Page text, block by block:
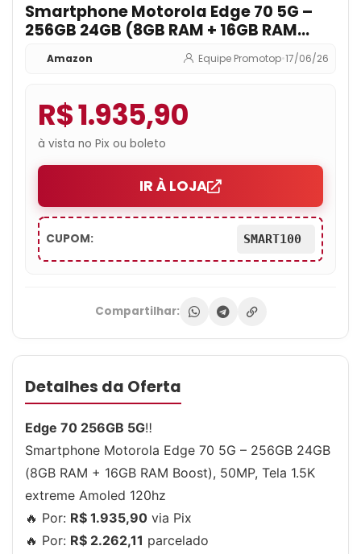
Smartphone Motorola Edge 70 5G –
256GB 24GB (8GB RAM + 16GB RAM
Boost), Ultrafino, 3 cameras 50MP,
Tela 1.5K extreme Amoled 120hz –
Amazon Equipe Promotop•17/06/26
R$ 1.935,90
à vista no Pix ou boleto
IR À LOJA
CUPOM: SMART100
Compartilhar:
Detalhes da Oferta
Edge 70 256GB 5G‼️
Smartphone Motorola Edge 70 5G – 256GB 24GB
(8GB RAM + 16GB RAM Boost), 50MP, Tela 1.5K
extreme Amoled 120hz
🔥 Por: R$ 1.935,90 via Pix
🔥 Por: R$ 2.262,11 parcelado